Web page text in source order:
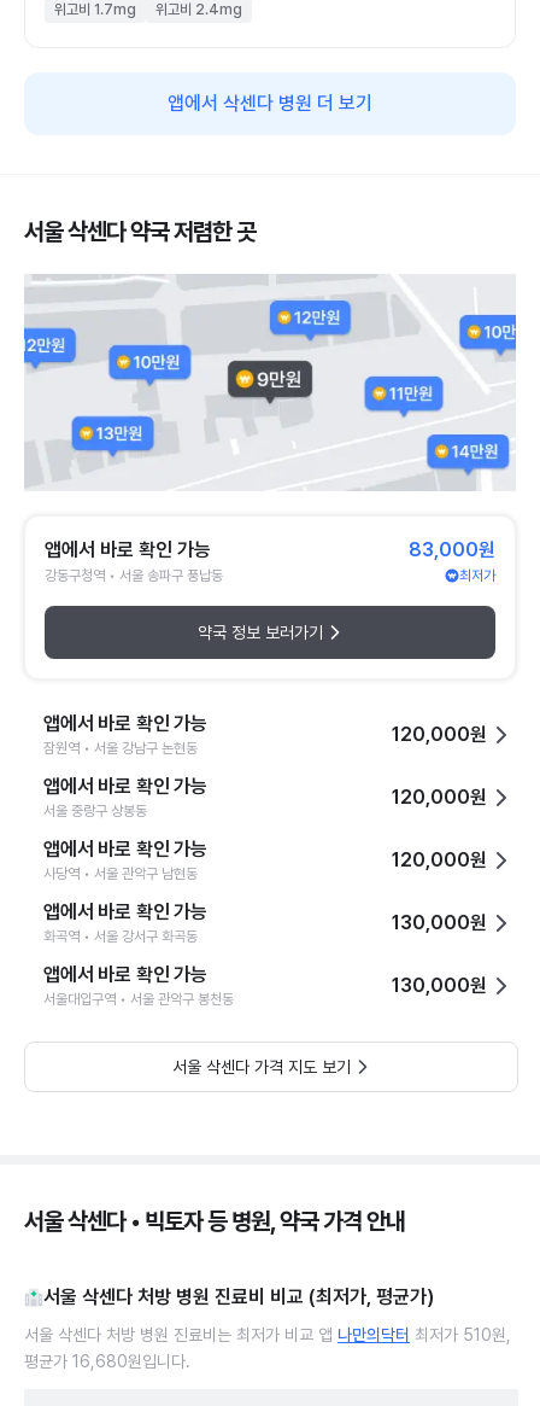
위고비 1.7mg
위고비 2.4mg
앱에서 삭센다 병원 더 보기
서울 삭센다 약국 저렴한 곳
앱에서 바로 확인 가능
강동구청역 • 서울 송파구 풍납동
83,000원
최저가
약국 정보 보러가기
앱에서 바로 확인 가능
잠원역 • 서울 강남구 논현동
120,000원
앱에서 바로 확인 가능
서울 중랑구 상봉동
120,000원
앱에서 바로 확인 가능
사당역 • 서울 관악구 남현동
120,000원
앱에서 바로 확인 가능
화곡역 • 서울 강서구 화곡동
130,000원
앱에서 바로 확인 가능
서울대입구역 • 서울 관악구 봉천동
130,000원
서울 삭센다 가격 지도 보기
서울 삭센다 • 빅토자 등 병원, 약국 가격 안내
서울 삭센다 처방 병원 진료비 비교 (최저가, 평균가)
서울 삭센다 처방 병원 진료비는 최저가 비교 앱 나만의닥터 최저가 510원,
평균가 16,680원입니다.